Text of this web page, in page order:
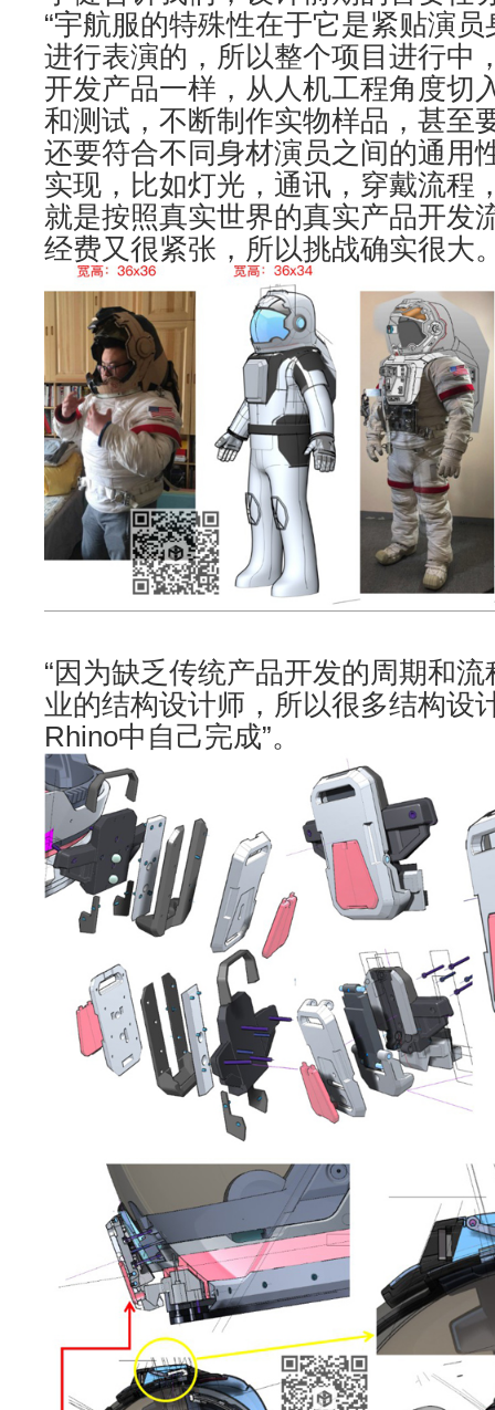
“宇航服的特殊性在于它是紧贴演
进行表演的，所以整个项目进行中
开发产品一样，从人机工程角度切
和测试，不断制作实物样品，甚至
还要符合不同身材演员之间的通用
实现，比如灯光，通讯，穿戴流程
就是按照真实世界的真实产品开发
经费又很紧张，所以挑战确实很大
“因为缺乏传统产品开发的周期和
业的结构设计师，所以很多结构设
Rhino中自己完成”。